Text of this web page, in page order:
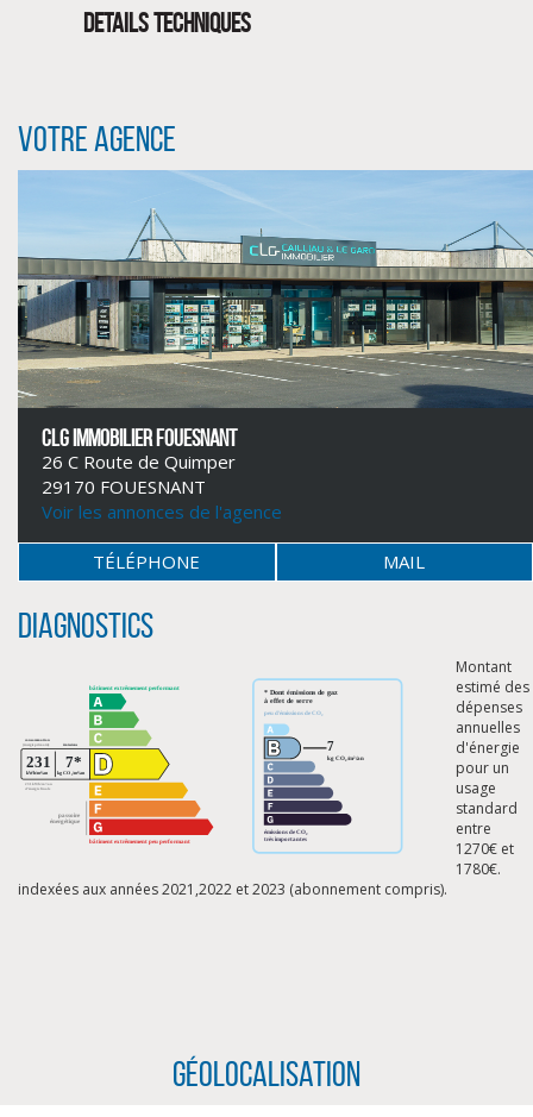
CLIQUER ICI POUR AGRANDIR
DETAILS TECHNIQUES
Votre agence
CLG IMMOBILIER FOUESNANT
26 C Route de Quimper
29170 FOUESNANT
Voir les annonces de l'agence
TÉLÉPHONE MAIL
Diagnostics
Montant
estimé des
dépenses
annuelles
d'énergie
pour un
usage
standard
entre
1270€ et
1780€.
indexées aux années 2021,2022 et 2023 (abonnement compris).
Géolocalisation